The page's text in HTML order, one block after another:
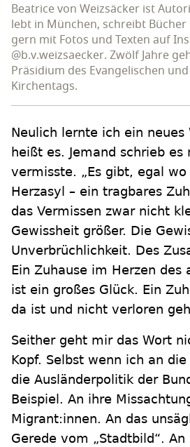
Beatrice von Weizsäcker ist
lebt in München, schreibt
gern mit Fotos und Texten auf
@b.v.weizsaecker. Zwölf Jahre
Präsidium des Evangelischen
Kirchentags.
Neulich lernte ich ein neues
heißt es. Jemand schrieb es
vermisste. „Es gibt, egal
Herzasyl – ein tragbares
das Vermissen zwar nicht
Gewissheit größer. Die
Unverbrüchlichkeit. Des
Ein Zuhause im Herzen des
ist ein großes Glück. Ein
da ist und nicht verloren
Seither geht mir das Wort
Kopf. Selbst wenn ich an
die Ausländerpolitik der
Beispiel. An ihre
Migrant:innen. An das
Gerede vom „Stadtbild“. An